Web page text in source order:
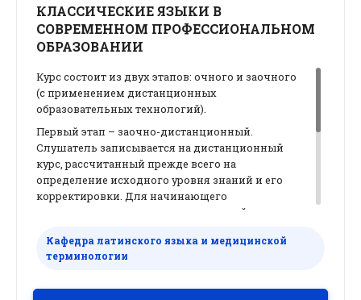
КЛАССИЧЕСКИЕ ЯЗЫКИ В
СОВРЕМЕННОМ ПРОФЕССИОНАЛЬНОМ
ОБРАЗОВАНИИ
Курс состоит из двух этапов: очного и заочного
(с применением дистанционных
образовательных технологий).
Первый этап – заочно-дистанционный.
Слушатель записывается на дистанционный
курс, рассчитанный прежде всего на
определение исходного уровня знаний и его
корректировки. Для начинающего
преподавателя он станет подготовкой к
предполагают уже более высокий уровень
подготовки. Опытному преподавателю в
задания повышенной сложности.
Кафедра латинского языка и медицинской
терминологии